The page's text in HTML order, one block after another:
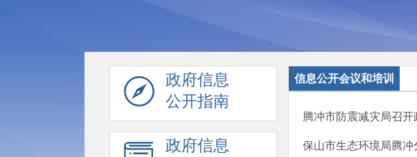
政府信息
公开指南
政府信息
信息公开会议和培训
腾冲市防震减灾局召
保山市生态环境局腾